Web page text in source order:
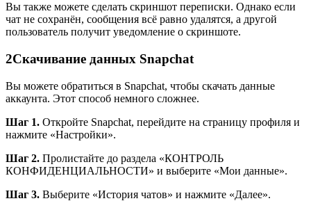
Вы также можете сделать скриншот переписки. Однако если
чат не сохранён, сообщения всё равно удалятся, а другой
пользователь получит уведомление о скриншоте.
2Скачивание данных Snapchat
Вы можете обратиться в Snapchat, чтобы скачать данные
аккаунта. Этот способ немного сложнее.
Шаг 1. Откройте Snapchat, перейдите на страницу профиля и
нажмите «Настройки».
Шаг 2. Пролистайте до раздела «КОНТРОЛЬ
КОНФИДЕНЦИАЛЬНОСТИ» и выберите «Мои данные».
Шаг 3. Выберите «История чатов» и нажмите «Далее».